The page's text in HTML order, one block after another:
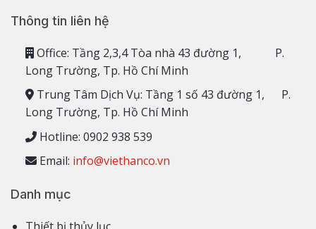
Thông tin liên hệ
Office: Tầng 2,3,4 Tòa nhà 43 đường 1, P.
Long Trường, Tp. Hồ Chí Minh
Trung Tâm Dịch Vụ: Tầng 1 số 43 đường 1, P.
Long Trường, Tp. Hồ Chí Minh
Hotline: 0902 938 539
Email: info@viethanco.vn
Danh mục